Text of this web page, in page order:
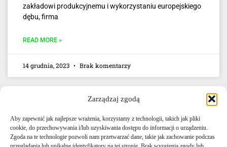
Zarządzaj zgodą
Aby zapewnić jak najlepsze wrażenia, korzystamy z technologii, takich jak pliki
cookie, do przechowywania i/lub uzyskiwania dostępu do informacji o urządzeniu.
Zgoda na te technologie pozwoli nam przetwarzać dane, takie jak zachowanie podczas
zakładowi produkcyjnemu i wykorzystaniu europejskiego
dębu, firma
READ MORE »
14 grudnia, 2023 Brak komentarzy